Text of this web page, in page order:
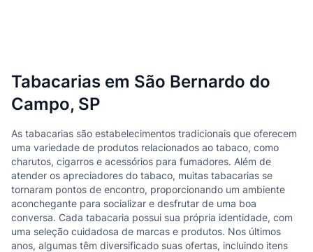
Tabacarias em São Bernardo do
Campo, SP
As tabacarias são estabelecimentos tradicionais que oferecem
uma variedade de produtos relacionados ao tabaco, como
charutos, cigarros e acessórios para fumadores. Além de
atender os apreciadores do tabaco, muitas tabacarias se
tornaram pontos de encontro, proporcionando um ambiente
aconchegante para socializar e desfrutar de uma boa
conversa. Cada tabacaria possui sua própria identidade, com
uma seleção cuidadosa de marcas e produtos. Nos últimos
anos, algumas têm diversificado suas ofertas, incluindo itens